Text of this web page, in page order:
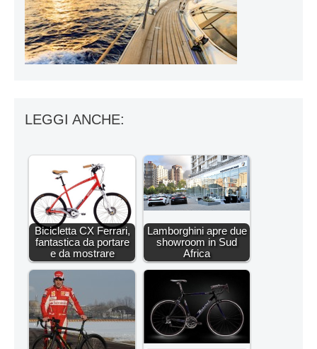
LEGGI ANCHE:
Bicicletta CX Ferrari,
fantastica da portare
e da mostrare
Lamborghini apre due
showroom in Sud
Africa